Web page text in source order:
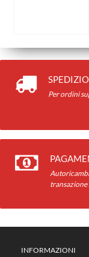
Per ordini
transazione
INFORMAZIONI